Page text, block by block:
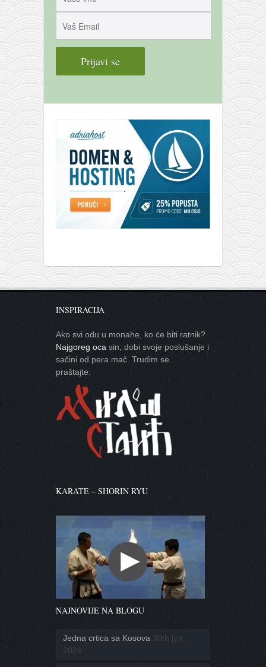
fotke
INSPIRACIJA
Ako svi odu u monahe, ko će biti ratnik?
Najgoreg oca sin, dobi svoje poslušanje i
sačini od pera mač. Trudim se…
praštajte.
KARATE – SHORIN RYU
NAJNOVIJE NA BLOGU
Jedna crtica sa Kosova 30th јул
2026